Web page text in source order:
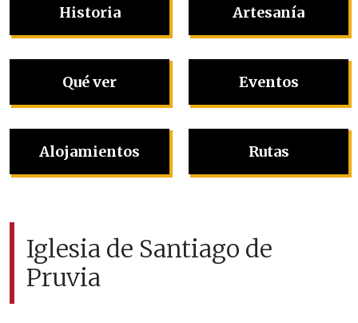
Historia
Qué ver
Alojamientos
Artesanía
Eventos
Rutas
Iglesia de Santiago de
Pruvia